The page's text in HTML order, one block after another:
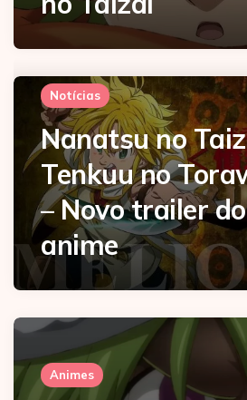
Notícias
Nanatsu no
Tenkuu no
– Novo trailer
anime
Animes